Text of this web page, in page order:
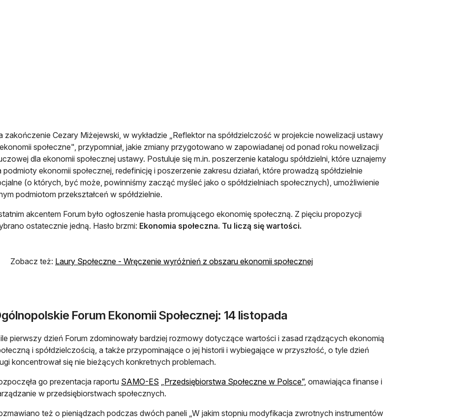
zakończenie Cezary Miżejewski, w wykładzie „Reflektor na spółdzielczość w projekcie nowelizacji ustawy
społeczne", przypomniał, jakie zmiany przygotowano w zapowiadanej od ponad roku nowelizacji
dla ekonomii społecznej ustawy. Postuluje się m.in. poszerzenie katalogu spółdzielni, które uznajemy
podmioty ekonomii społecznej, redefinicję i poszerzenie zakresu działań, które prowadzą spółdzielnie
(o których, być może, powinniśmy zacząć myśleć jako o spółdzielniach społecznych), umożliwienie
podmiotom przekształceń w spółdzielnie.
akcentem Forum było ogłoszenie hasła promującego ekonomię społeczną. Z pięciu propozycji
ostatecznie jedną. Hasło brzmi: Ekonomia społeczna. Tu liczą się wartości.
Zobacz też: Laury Społeczne - Wręczenie wyróżnień z obszaru ekonomii społecznejotwiera się w nowej karcie
Forum Ekonomii Społecznej: 14 listopada
pierwszy dzień Forum zdominowały bardziej rozmowy dotyczące wartości i zasad rządzących ekonomią
i spółdzielczością, a także przypominające o jej historii i wybiegające w przyszłość, o tyle dzień
koncentrował się nie bieżących konkretnych problemach.
go prezentacja raportu SAMO-ES „Przedsiębiorstwa Społeczne w Polsce”, omawiająca finanse i
w przedsiębiorstwach społecznych.
też o pieniądzach podczas dwóch paneli „W jakim stopniu modyfikacja zwrotnych instrumentów